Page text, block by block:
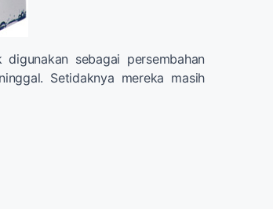
sebagai persembahan
Setidaknya mereka masih